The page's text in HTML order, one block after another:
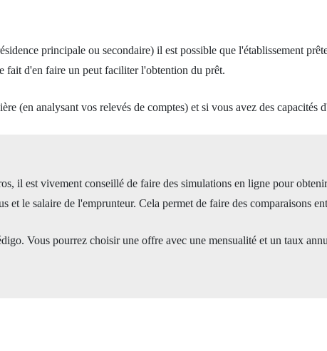
principale ou secondaire) il est possible que l'établissement
fait d'en faire un peut faciliter l'obtention du prêt.
(en analysant vos relevés de comptes) et si vous avez des capacités
il est vivement conseillé de faire des simulations en ligne pour
et le salaire de l'emprunteur. Cela permet de faire des comparaisons
Vous pourrez choisir une offre avec une mensualité et un taux